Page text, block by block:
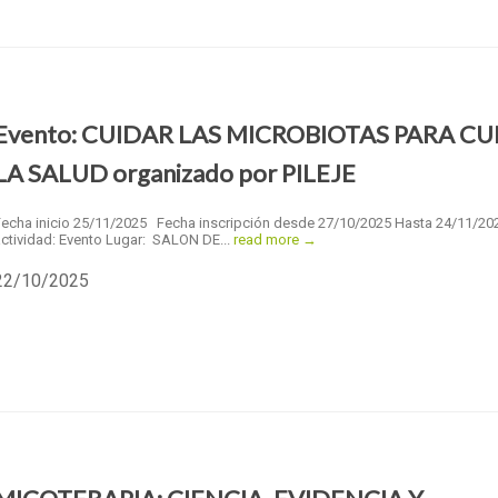
CUIDAR LAS MICROBIOTAS PARA
SALUD organizado por PILEJE
inicio 25/11/2025 Fecha inscripción desde 27/10/2025 Hasta 24/11/
Evento Lugar: SALON DE... read more →
10/2025